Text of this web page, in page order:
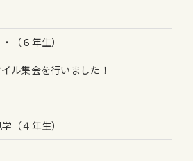
（６年生）
ル集会を行いました！
（４年生）